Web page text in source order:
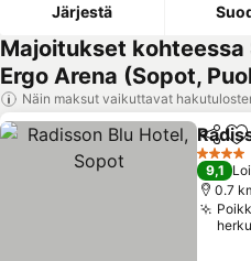
Järjestä
Majoitukset
Ergo Arena (Sopot,
Näin maksut vaikuttavat
Jaa
4
9,1
0.7